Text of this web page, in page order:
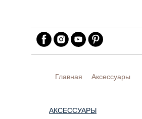
Главная Аксессуары
АКСЕССУАРЫ